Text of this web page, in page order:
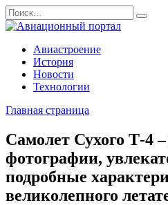
Перейти
к
содержанию
Search
for:
Авиастроение
История
Новости
Технологии
Главная страница
Самолет Сухого Т-4
фотографии,
подробные
великолепного